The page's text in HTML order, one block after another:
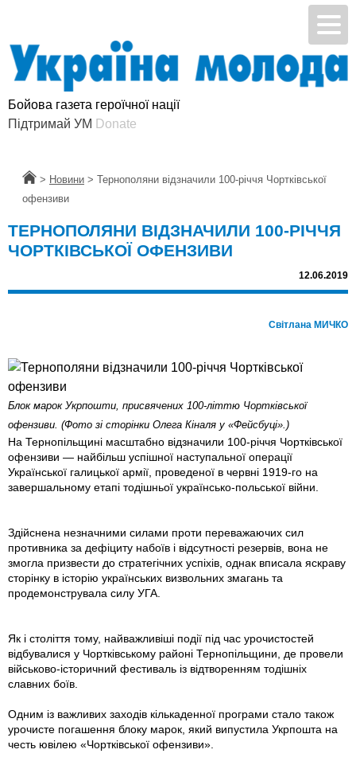
Бойова газета героїчної нації
Підтримай УМ Donate
Головна
> Новини > Тернополяни відзначили 100-річчя Чортківської
офензиви
ТЕРНОПОЛЯНИ ВІДЗНАЧИЛИ 100-РІЧЧЯ
ЧОРТКІВСЬКОЇ ОФЕНЗИВИ
12.06.2019
Світлана МИЧКО
Блок марок Укрпошти, присвячених 100-літтю Чортківської
офензиви. (Фото зi сторінки Олега Кіналя у «Фейсбуцi».)
На Тернопільщині масштабно відзначили 100-річчя Чортківської
офензиви — найбільш успішної наступальної операції
Української галицької армії, проведеної в червні 1919-го на
завершальному етапі тодішньої українсько-польської війни.
Здійснена незначними силами проти переважаючих сил
противника за дефіциту набоїв і відсутності резервів, вона не
змогла призвести до стратегічних успіхів, однак вписала яскраву
сторінку в історію українських визвольних змагань та
продемонструвала силу УГА.
Як і століття тому, найважливіші події під час урочистостей
відбувалися у Чортківському районі Тернопільщини, де провели
військово-історичний фестиваль iз відтворенням тодішніх
славних боїв.
Одним iз важливих заходів кількаденної програми стало також
урочисте погашення блоку марок, який випустила Укрпошта на
честь ювілею «Чортківської офензиви».